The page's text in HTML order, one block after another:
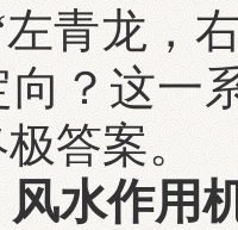
左青龙，
向？这一
答案。
风水作用